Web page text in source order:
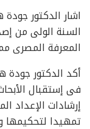
اشار الدكتور
السنة الولى من
المعرفة المصرى
أكد الدكتور جودة
فى إستقبال
إرشادات الإعداد
تمهيدا لتحكيمها